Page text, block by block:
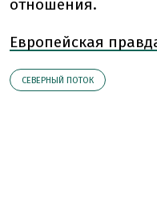
отношения.
Европейская
СЕВЕРНЫЙ ПОТОК